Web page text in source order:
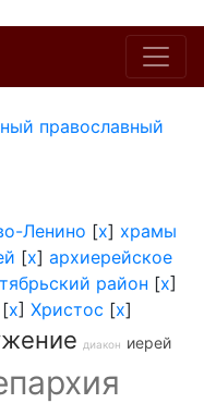
православный
Ленино [x] храмы
[x] архиерейское
район [x]
[x] Христос [x]
диакон иерей